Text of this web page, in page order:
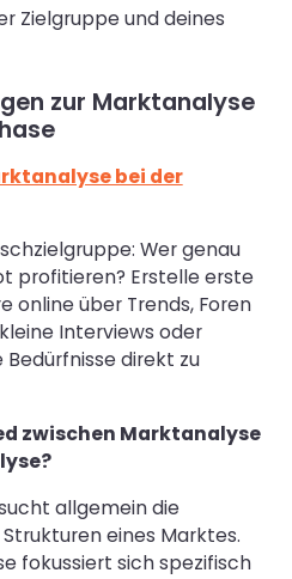
Zielgruppe und deines
zur Marktanalyse
bei der
Wer genau
profitieren? Erstelle erste
online über Trends, Foren
Interviews oder
direkt zu
zwischen Marktanalyse
allgemein die
eines Marktes.
fokussiert sich spezifisch